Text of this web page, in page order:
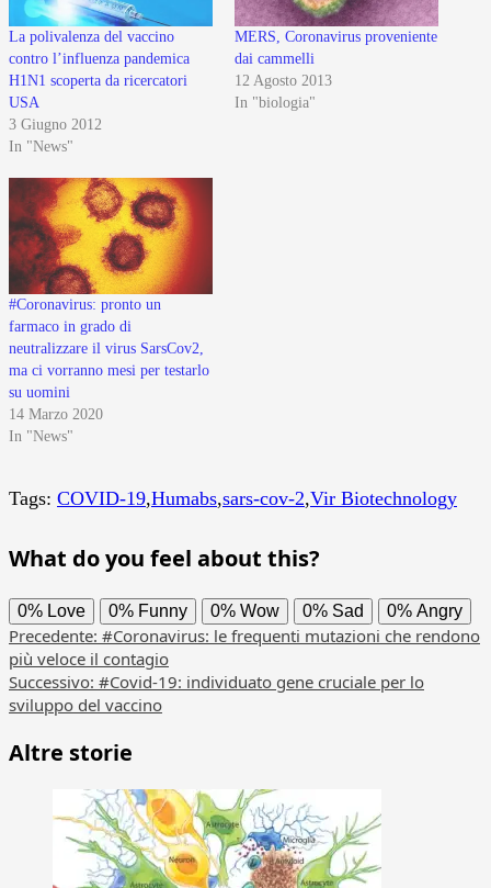
La polivalenza del vaccino
contro l’influenza pandemica
H1N1 scoperta da ricercatori
USA
3 Giugno 2012
In "News"
MERS, Coronavirus proveniente
dai cammelli
12 Agosto 2013
In "biologia"
#Coronavirus: pronto un
farmaco in grado di
neutralizzare il virus SarsCov2,
ma ci vorranno mesi per testarlo
su uomini
14 Marzo 2020
In "News"
Tags: COVID-19,Humabs,sars-cov-2,Vir Biotechnology
What do you feel about this?
0% Love 0% Funny 0% Wow 0% Sad 0% Angry
Navigazione
articolo
Precedente: #Coronavirus: le frequenti mutazioni che rendono
più veloce il contagio
Successivo: #Covid-19: individuato gene cruciale per lo
sviluppo del vaccino
Altre storie